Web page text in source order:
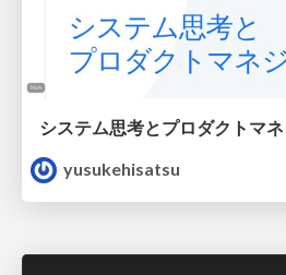
システム思考とプロダクトマ
yusukehisatsu